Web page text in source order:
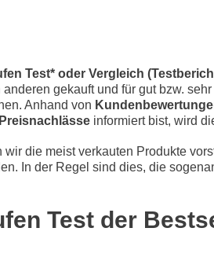
Test* oder Vergleich
gekauft und für gut bzw.
Anhand von
Preisnachlässe informiert bist, wird
die meist verkauten Produkte
In der Regel sind dies, die
Test der